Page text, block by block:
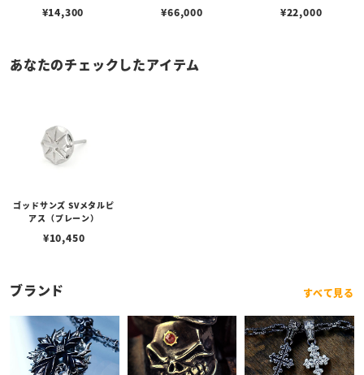
¥14,300 ¥66,000 ¥22,000
あなたのチェックしたアイテム
ゴッドサンズ SVメタルピ
アス（プレーン）
¥10,450
ブランド すべて見る